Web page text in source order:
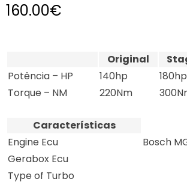
160.00€
Original
Potência – HP
140hp 180hp
Torque – NM
220Nm
Características
Engine Ecu
Bosch
Gerabox Ecu
Type of Turbo